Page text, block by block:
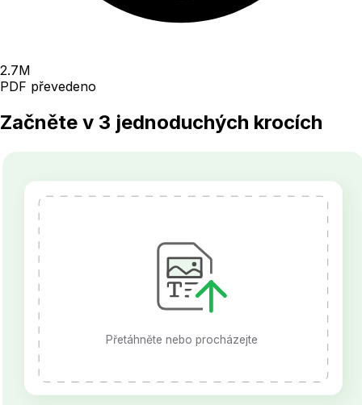
2.7M
PDF převedeno
Začněte v 3 jednoduchých krocích
Přetáhněte nebo procházejte